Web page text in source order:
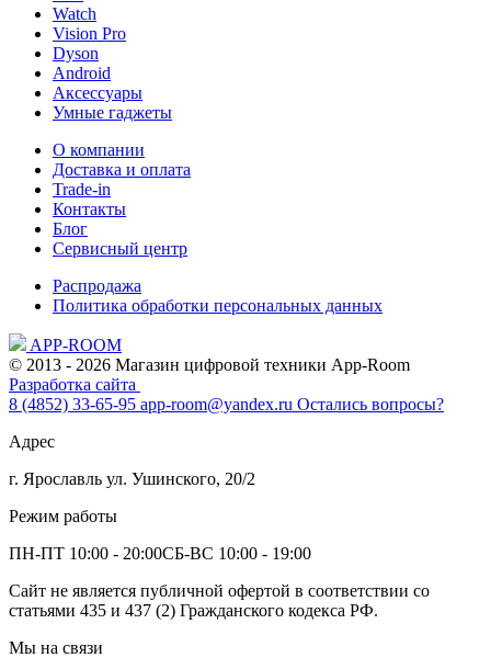
Watch
Vision Pro
Dyson
Android
Аксессуары
Умные гаджеты
О компании
Доставка и оплата
Trade-in
Контакты
Блог
Сервисный центр
Распродажа
Политика обработки персональных данных
APP-ROOM
© 2013 - 2026 Магазин цифровой техники App-Room
Разработка сайта
8 (4852) 33-65-95 app-room@yandex.ru Остались вопросы?
Адрес
г. Ярославль ул. Ушинского, 20/2
Режим работы
ПН-ПТ 10:00 - 20:00СБ-ВС 10:00 - 19:00
Сайт не является публичной офертой в соответствии со
статьями 435 и 437 (2) Гражданского кодекса РФ.
Мы на связи